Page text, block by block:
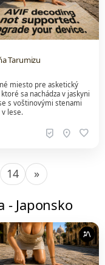
Tarumizu
miesto pre asketický
sa nachádza v jaskyni
s voštinovými stenami
lese.
beenhere location_on favorite
14 »
- Japonsko
landscape_2